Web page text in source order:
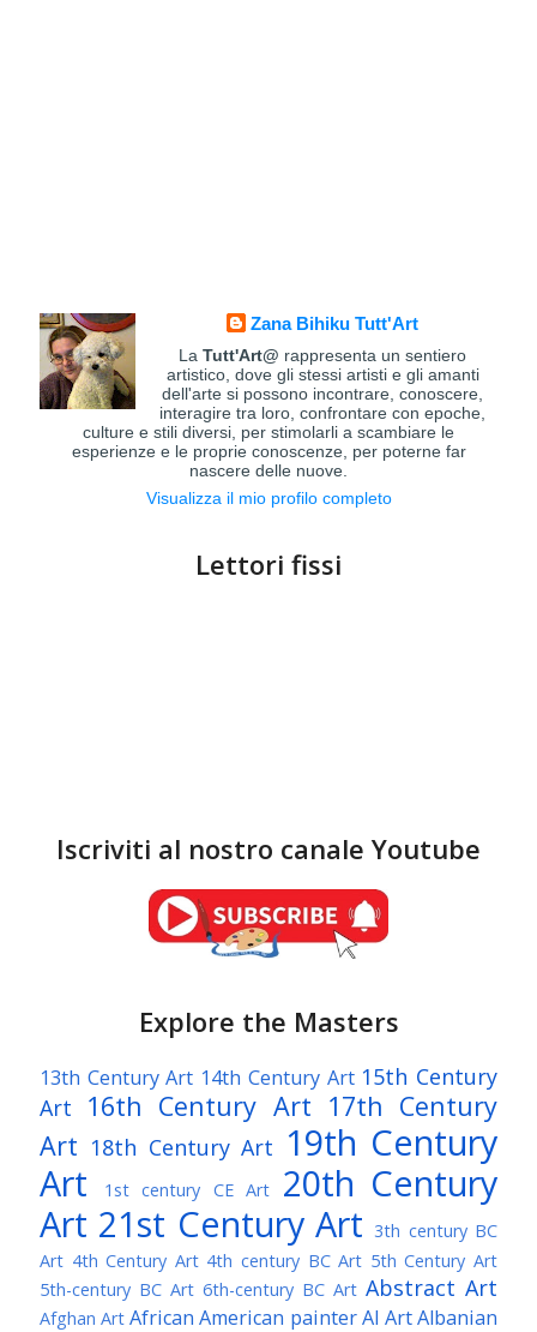
Zana Bihiku Tutt'Art
LaTutt'Art@ rappresenta un sentiero
artistico, dove gli stessi artisti e gli amanti
dell'arte si possono incontrare, conoscere,
interagire tra loro, confrontare con epoche,
culture e stili diversi, per stimolarli a scambiare le
esperienze e le proprie conoscenze, per poterne far
nascere delle nuove.
Visualizza il mio profilo completo
Lettori fissi
Iscriviti al nostro canale Youtube
Explore the Masters
13th Century Art 14th Century Art 15th Century
Art
16th Century Art 17th Century
Art 18th Century Art 19th Century
Art
1st century CE Art
20th Century
Art 21st Century Art 3th century BC
Art 4th Century Art 4th century BC Art 5th Century Art
5th-century BC Art 6th-century BC Art Abstract Art
Afghan Art African American painterAI ArtAlbanian